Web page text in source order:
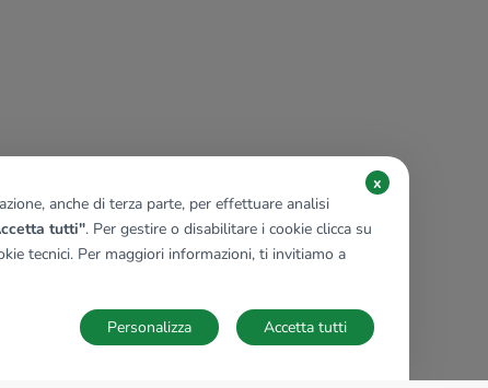
anche di terza parte, per effettuare analisi
tutti". Per gestire o disabilitare i cookie clicca su
tecnici. Per maggiori informazioni, ti invitiamo a
x
Accetta tutti
Personalizza